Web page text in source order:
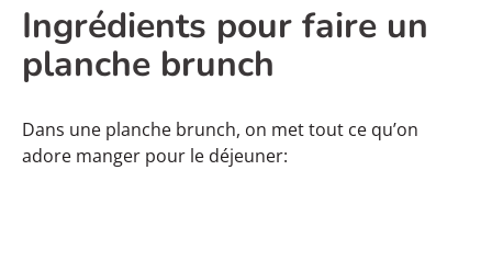
Ingrédients pour faire un
planche brunch
Dans une planche brunch, on met tout ce qu’on
adore manger pour le déjeuner: